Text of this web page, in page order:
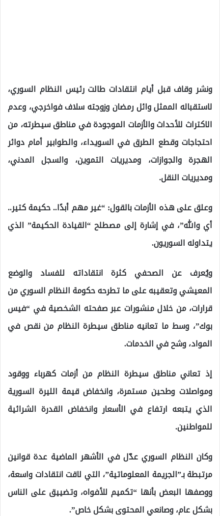
ونشر وقاف قبل أيام انتقادات طالت رئيس النظام السوري،
لاستقباله الممثل وائل رمضان وزوجته سلاف فواخرجي، وعدم
الاكتراث للأحداث والأزمات الموجودة في مناطق سيطرته، من
احتجاجات وقطع الطرق في السويداء، والطوابير أمام دوائر
الهجرة والجوازات، ومديريات التموين، والسجل المدني،
ومديريات النقل.
وعلق على هذه الأزمات بالقول: “غير مهم أبدًا.. حكيمة كتير..
أي والله”، في إشارة إلى مصطلح “القيادة الحكيمة” الذي
يتداوله السوريون.
ويُعرف عن الصحفي كثرة انتقاداته للفساد والوضع
المعيشي وتعقيبه على ما تطرحه حكومة النظام السوري من
قرارات، من خلال منشورات عبر صفحته الشخصية في “فيس
بوك”، وسط ما تعانيه مناطق سيطرة النظام من نقص في
المواد، وشح في الخدمات.
إذ تعاني مناطق سيطرة النظام من أزمات كهرباء ووقود
ومواصلات وطحين مستمرة، وانخفاض قيمة الليرة السورية
الذي يتبعه ارتفاع في الأسعار وانخفاض القدرة الشرائية
للمواطنين.
وكان النظام السوري عدّل في الأشهر الماضية عدة قوانين
مرتبطة بـ”الجريمة المعلوماتية”، التي لاقت انتقادات واسعة،
ووصفها البعض بأنها “تكميم للأفواه، وتضييق على الناس
بشكل عام، وصانعي المحتوى بشكل خاص”.